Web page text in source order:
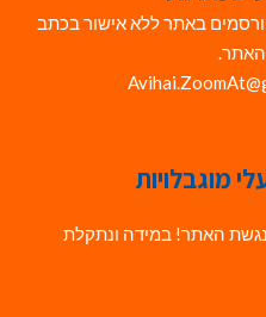
באתר ללא אישור בכתב
מוגבלויות
האתר! במידה ונתקלת